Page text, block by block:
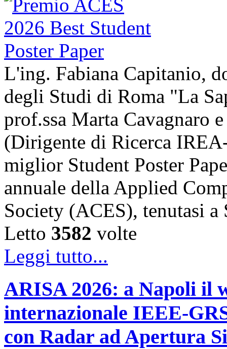
L'ing. Fabiana Capitanio,
degli Studi di Roma "La
prof.ssa Marta Cavagnaro
(Dirigente di Ricerca
miglior Student Poster
annuale della Applied
Society (ACES), tenutasi
Letto 3582 volte
Leggi tutto...
ARISA 2026: a Napoli il
internazionale IEEE-
con Radar ad Apertura